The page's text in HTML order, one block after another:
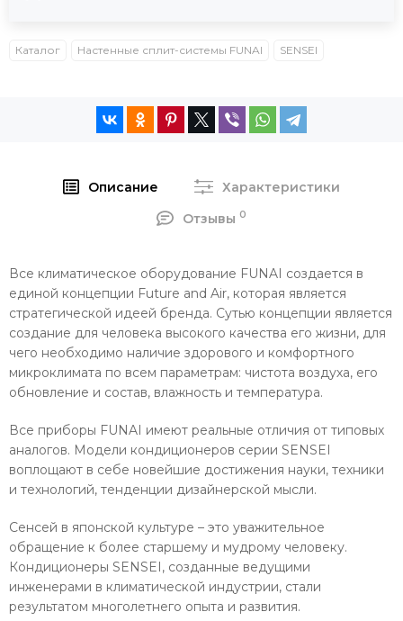
Каталог Настенные сплит-системы FUNAI SENSEI
Описание
Характеристики
Отзывы 0
Все климатическое оборудование FUNAI создается в
единой концепции Future and Air, которая является
стратегической идеей бренда. Сутью концепции является
создание для человека высокого качества его жизни, для
чего необходимо наличие здорового и комфортного
микроклимата по всем параметрам: чистота воздуха, его
обновление и состав, влажность и температура.
Все приборы FUNAI имеют реальные отличия от типовых
аналогов. Модели кондиционеров серии SENSEI
воплощают в себе новейшие достижения науки, техники
и технологий, тенденции дизайнерской мысли.
Сенсей в японской культуре – это уважительное
обращение к более старшему и мудрому человеку.
Кондиционеры SENSEI, созданные ведущими
инженерами в климатической индустрии, стали
результатом многолетнего опыта и развития.